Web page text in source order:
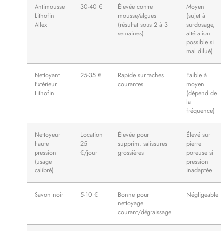
Antimousse
Lithofin
Allex
30-40 €
Élevée contre
mousse/algues
(résultat sous 2 à 3
semaines)
Moyen
(sujet à
surdosage,
altération
possible si
mal dilué)
Nettoyant
Extérieur
Lithofin
25-35 €
Rapide sur taches
courantes
Faible à
moyen
(dépend de
la
fréquence)
Nettoyeur
haute
pression
(usage
calibré)
Location
25
€/jour
Élevée pour
supprim. salissures
grossières
Élevé sur
pierre
poreuse si
pression
inadaptée
Savon noir 5-10 €
Bonne pour
nettoyage
courant/dégraissage
Négligeable